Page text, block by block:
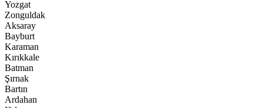
Yozgat
Zonguldak
Aksaray
Bayburt
Karaman
Kırıkkale
Batman
Şırnak
Bartın
Ardahan